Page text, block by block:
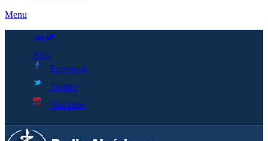
Menu
عربي
RSS
Facebook
Twitter
YouTube